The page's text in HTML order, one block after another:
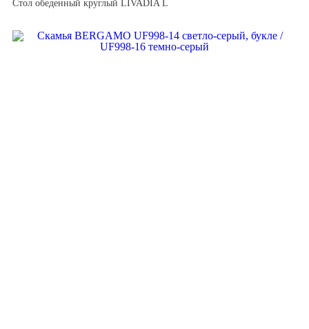
Стол обеденный круглый LIVADIA L